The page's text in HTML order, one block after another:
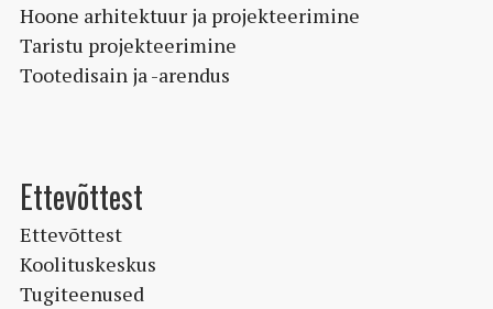
Hoone arhitektuur ja projekteerimine
Taristu projekteerimine
Tootedisain ja -arendus
Ettevõttest
Ettevõttest
Koolituskeskus
Tugiteenused